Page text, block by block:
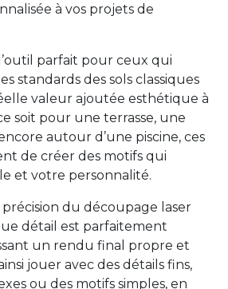
à vos projets de
parfait pour ceux qui
standards des sols classiques
valeur ajoutée esthétique à
soit pour une terrasse, une
autour d’une piscine, ces
de créer des motifs qui
et votre personnalité.
précision du découpage laser
détail est parfaitement
un rendu final propre et
jouer avec des détails fins,
ou des motifs simples, en